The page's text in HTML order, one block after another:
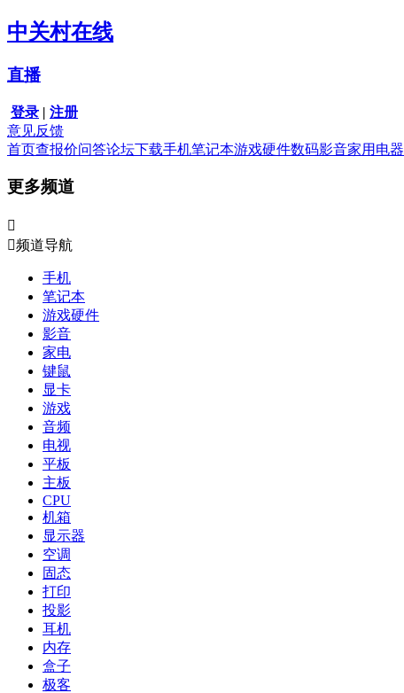
中关村在线
直播
登录 | 注册
意见反馈
首页查报价问答论坛下载手机笔记本游戏硬件数码影音家用电器
更多频道

频道导航
手机
笔记本
游戏硬件
影音
家电
键鼠
显卡
游戏
音频
电视
平板
主板
CPU
机箱
显示器
空调
固态
打印
投影
耳机
内存
盒子
极客